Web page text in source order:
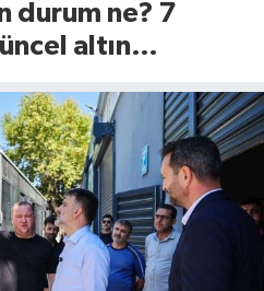
durum ne? 7
altın